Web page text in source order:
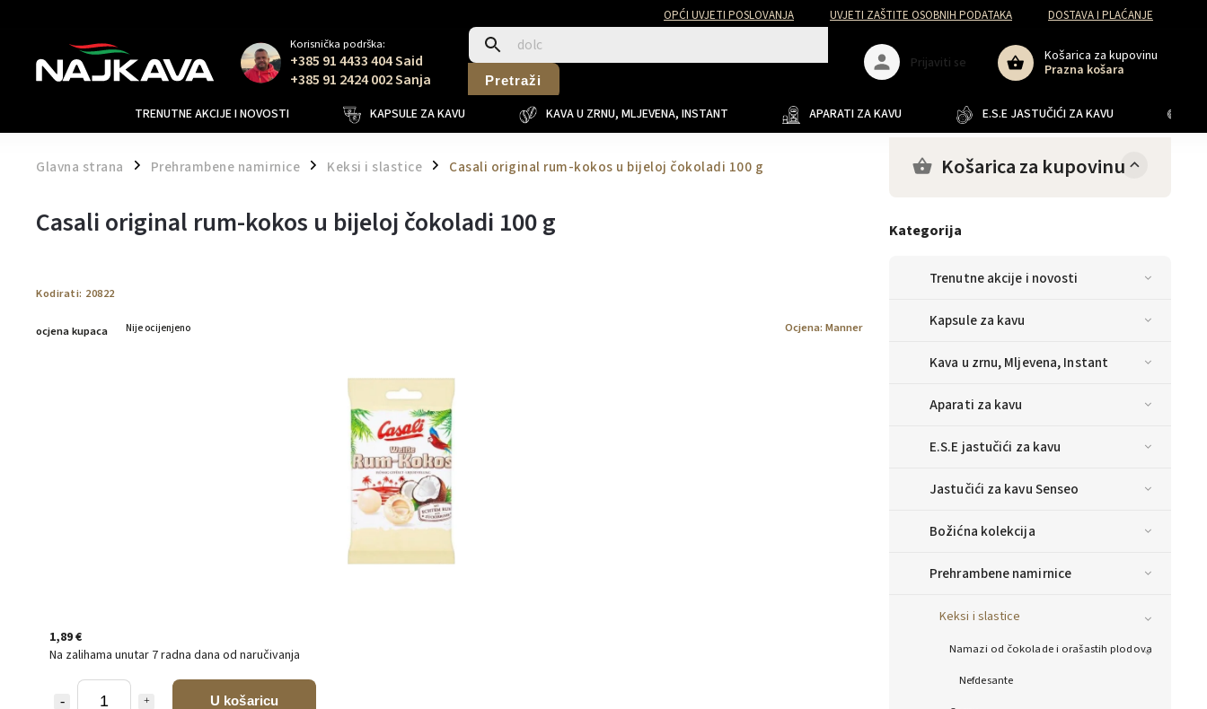
OPĆI UVJETI POSLOVANJA UVJETI ZAŠTITE OSOBNIH PODATAKA
DOSTAVA I PLAĆANJE
Korisnička podrška:
+385 91 4433 404 Said
+385 91 2424 002 Sanja
Pretraži
Košarica za kupovinu
Prazna košara
Prijaviti se
TRENUTNE AKCIJE I NOVOSTI KAPSULE ZA KAVU KAVA U ZRNU, MLJEVENA, INSTANT APARATI ZA KAVU E.S.E JASTUČIĆI ZA KAVU
Glavna strana / Prehrambene namirnice / Keksi i slastice / Casali original rum-kokos u bijeloj čokoladi 100 g Košarica za kupovinu
Kategorija
Trenutne akcije i novosti
Kapsule za kavu
Kava u zrnu, Mljevena, Instant
Aparati za kavu
E.S.E jastučići za kavu
Jastučići za kavu Senseo
Božićna kolekcija
Prehrambene namirnice
Keksi i slastice
Namazi od čokolade i orašastih plodova
Nefdesante
Casali original rum-kokos u bijeloj čokoladi 100 g
Kodirati: 20822
ocjena kupaca Nije ocijenjeno Ocjena: Manner
1,89 €
Na zalihama unutar 7 radna dana od naručivanja
U košaricu